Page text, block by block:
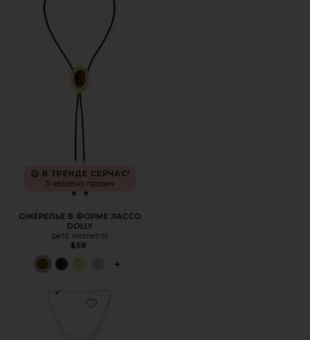
В ТРЕНДЕ СЕЙЧАС!
5 недавно продан
ОЖЕРЕЛЬЕ В ФОРМЕ ЛАССО
DOLLY
petit moments
$58
PLUS ICON TO SEE MORE OPTIONS
Favorite ОЖЕРЕЛЬЕ В ФОРМЕ ЛАССО EDEN